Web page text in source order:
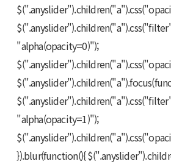
"alpha(opacity=0)");
"alpha(opacity=1)");
}).blur(function(){